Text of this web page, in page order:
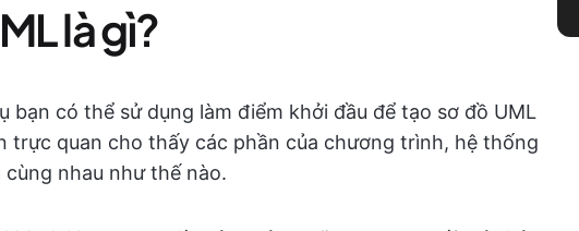
là gì?
bạn có thể sử dụng làm điểm khởi đầu để tạo sơ đồ UML
trực quan cho thấy các phần của chương trình, hệ thống
nhau như thế nào.